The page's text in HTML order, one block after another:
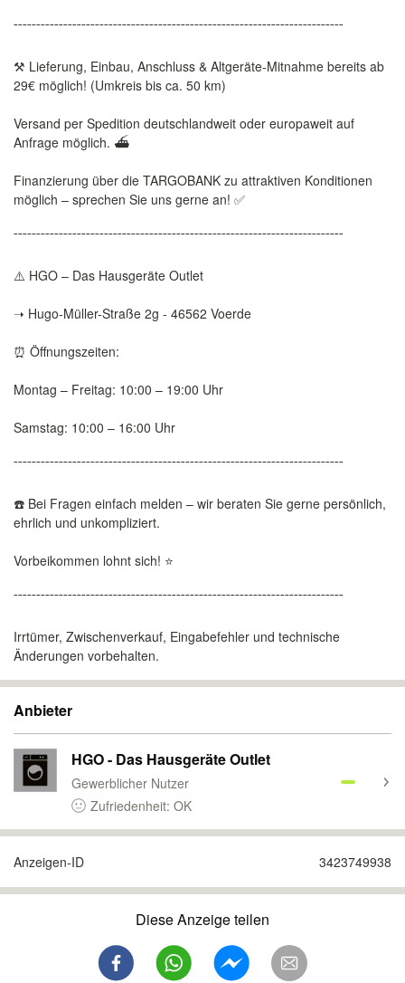
¯¯¯¯¯¯¯¯¯¯¯¯¯¯¯¯¯¯¯¯¯¯¯¯¯¯¯¯¯¯¯¯¯¯¯¯¯¯¯¯¯¯¯¯¯¯¯¯¯¯¯¯¯¯¯¯¯¯¯¯¯¯¯¯¯¯¯¯¯¯¯¯¯
⚒️ Lieferung, Einbau, Anschluss & Altgeräte-Mitnahme bereits ab
29€ möglich! (Umkreis bis ca. 50 km)
Versand per Spedition deutschlandweit oder europaweit auf
Anfrage möglich. ⛴️
Finanzierung über die TARGOBANK zu attraktiven Konditionen
möglich – sprechen Sie uns gerne an! ✅
¯¯¯¯¯¯¯¯¯¯¯¯¯¯¯¯¯¯¯¯¯¯¯¯¯¯¯¯¯¯¯¯¯¯¯¯¯¯¯¯¯¯¯¯¯¯¯¯¯¯¯¯¯¯¯¯¯¯¯¯¯¯¯¯¯¯¯¯¯¯¯¯¯
⚠️ HGO – Das Hausgeräte Outlet
➝ Hugo-Müller-Straße 2g - 46562 Voerde
⏰ Öffnungszeiten:
Montag – Freitag: 10:00 – 19:00 Uhr
Samstag: 10:00 – 16:00 Uhr
¯¯¯¯¯¯¯¯¯¯¯¯¯¯¯¯¯¯¯¯¯¯¯¯¯¯¯¯¯¯¯¯¯¯¯¯¯¯¯¯¯¯¯¯¯¯¯¯¯¯¯¯¯¯¯¯¯¯¯¯¯¯¯¯¯¯¯¯¯¯¯¯¯
☎️ Bei Fragen einfach melden – wir beraten Sie gerne persönlich,
ehrlich und unkompliziert.
Vorbeikommen lohnt sich! ⭐️
¯¯¯¯¯¯¯¯¯¯¯¯¯¯¯¯¯¯¯¯¯¯¯¯¯¯¯¯¯¯¯¯¯¯¯¯¯¯¯¯¯¯¯¯¯¯¯¯¯¯¯¯¯¯¯¯¯¯¯¯¯¯¯¯¯¯¯¯¯¯¯¯¯
Irrtümer, Zwischenverkauf, Eingabefehler und technische
Änderungen vorbehalten.
Anbieter
HGO - Das Hausgeräte Outlet
Gewerblicher Nutzer
Zufriedenheit: OK
Anzeigen-ID 3423749938
Diese Anzeige teilen